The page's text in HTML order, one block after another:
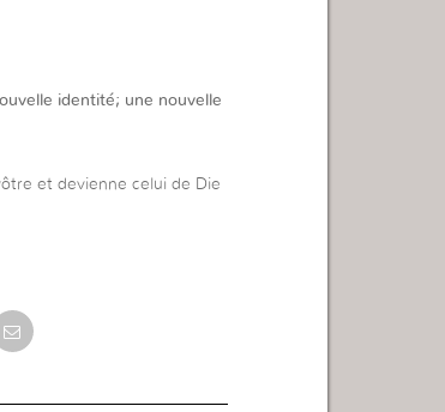
identité; une nouvelle
et devienne celui de Die